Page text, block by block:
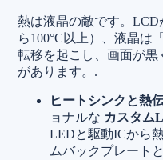
熱は液晶の敵です。LCD
ら100°C以上）、液晶は
転移を起こし、画面が
があります。.
ヒートシンクと熱
ョナルな カスタム
LEDと駆動ICから
ムバックプレート